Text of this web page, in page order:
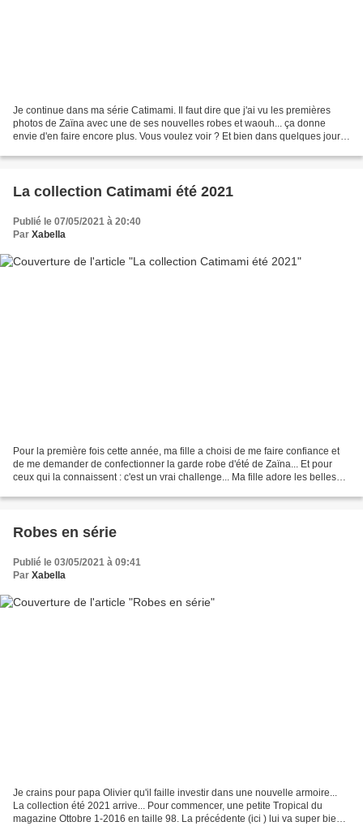
Je continue dans ma série Catimami. Il faut dire que j'ai vu les premières
photos de Zaïna avec une de ses nouvelles robes et waouh... ça donne
envie d'en faire encore plus. Vous voulez voir ? Et bien dans quelques jour
La collection Catimami été 2021
Publié le 07/05/2021 à 20:40
Par Xabella
Pour la première fois cette année, ma fille a choisi de me faire confiance et
de me demander de confectionner la garde robe d'été de Zaïna... Et pour
ceux qui la connaissent : c'est un vrai challenge... Ma fille adore les belles
Robes en série
Publié le 03/05/2021 à 09:41
Par Xabella
Je crains pour papa Olivier qu'il faille investir dans une nouvelle armoire...
La collection été 2021 arrive... Pour commencer, une petite Tropical du
magazine Ottobre 1-2016 en taille 98. La précédente (ici ) lui va super bien